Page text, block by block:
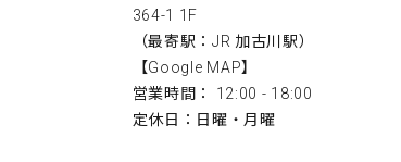
364-1 1F
（最寄駅：JR 加古川駅）
【Google MAP】
営業時間： 12:00 - 18:00
定休日：日曜・月曜